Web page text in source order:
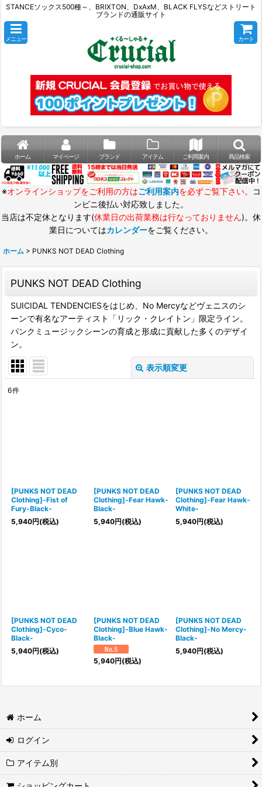
STANCEソックス500種～、BRIXTON、DxAxM、BLACK FLYSなどストリート
ブランドの通販サイト
メニュー カート
ホーム マイページ ブランド アイテム ご利用案内 商品検索
※オンラインショップをご利用の方はご利用案内を必ずご覧下さい。
コ
ンビニ後払い対応致しました。
当店は不定休となります(休業日の出荷業務は行なっておりません)。休
業日についてはカレンダーをご覧ください。
ホーム > PUNKS NOT DEAD Clothing
PUNKS NOT DEAD Clothing
SUICIDAL TENDENCIESをはじめ、No Mercyなどヴェニスのシ
ーンで有名なアーティスト「リック・クレイトン」限定ライン。
パンクミュージックシーンの育成と形成に貢献した多くのデザイ
ン。
表示順変更
6件
[PUNKS NOT DEAD
Clothing]-Fist of
Fury-Black-
5,940円(税込)
[PUNKS NOT DEAD
Clothing]-Fear Hawk-
Black-
5,940円(税込)
[PUNKS NOT DEAD
Clothing]-Fear Hawk-
White-
5,940円(税込)
[PUNKS NOT DEAD
Clothing]-Cyco-
Black-
5,940円(税込)
[PUNKS NOT DEAD
Clothing]-Blue Hawk-
Black-
5,940円(税込)
[PUNKS NOT DEAD
Clothing]-No Mercy-
Black-
5,940円(税込)
ホーム
ログイン
アイテム別